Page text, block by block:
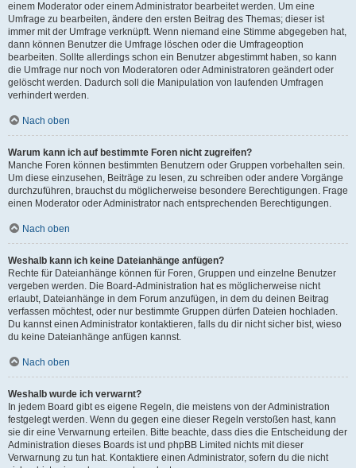
einem Moderator oder einem Administrator bearbeitet werden. Um eine
Umfrage zu bearbeiten, ändere den ersten Beitrag des Themas; dieser ist
immer mit der Umfrage verknüpft. Wenn niemand eine Stimme abgegeben hat,
dann können Benutzer die Umfrage löschen oder die Umfrageoption
bearbeiten. Sollte allerdings schon ein Benutzer abgestimmt haben, so kann
die Umfrage nur noch von Moderatoren oder Administratoren geändert oder
gelöscht werden. Dadurch soll die Manipulation von laufenden Umfragen
verhindert werden.
Nach oben
Warum kann ich auf bestimmte Foren nicht zugreifen?
Manche Foren können bestimmten Benutzern oder Gruppen vorbehalten sein.
Um diese einzusehen, Beiträge zu lesen, zu schreiben oder andere Vorgänge
durchzuführen, brauchst du möglicherweise besondere Berechtigungen. Frage
einen Moderator oder Administrator nach entsprechenden Berechtigungen.
Nach oben
Weshalb kann ich keine Dateianhänge anfügen?
Rechte für Dateianhänge können für Foren, Gruppen und einzelne Benutzer
vergeben werden. Die Board-Administration hat es möglicherweise nicht
erlaubt, Dateianhänge in dem Forum anzufügen, in dem du deinen Beitrag
verfassen möchtest, oder nur bestimmte Gruppen dürfen Dateien hochladen.
Du kannst einen Administrator kontaktieren, falls du dir nicht sicher bist, wieso
du keine Dateianhänge anfügen kannst.
Nach oben
Weshalb wurde ich verwarnt?
In jedem Board gibt es eigene Regeln, die meistens von der Administration
festgelegt werden. Wenn du gegen eine dieser Regeln verstoßen hast, kann
sie dir eine Verwarnung erteilen. Bitte beachte, dass dies die Entscheidung der
Administration dieses Boards ist und phpBB Limited nichts mit dieser
Verwarnung zu tun hat. Kontaktiere einen Administrator, sofern du die nicht